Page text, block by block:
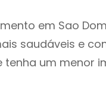
em Sao
saudáveis e
tenha um menor